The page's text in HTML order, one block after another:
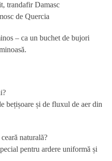
trandafir Damasc
de Quercia
– ca un buchet de bujori
bețișoare și de fluxul de aer din
naturală?
pentru ardere uniformă și